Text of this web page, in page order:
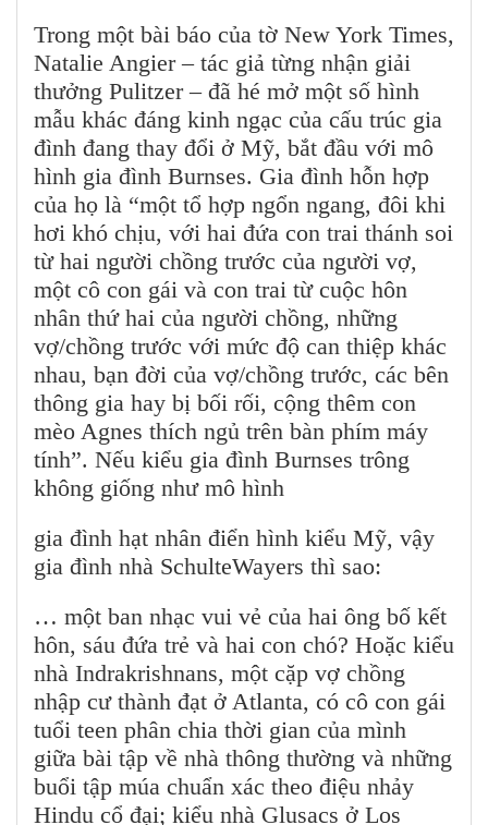
Trong một bài báo của tờ New York Times,
Natalie Angier – tác giả từng nhận giải
thưởng Pulitzer – đã hé mở một số hình
mẫu khác đáng kinh ngạc của cấu trúc gia
đình đang thay đổi ở Mỹ, bắt đầu với mô
hình gia đình Burnses. Gia đình hỗn hợp
của họ là “một tổ hợp ngổn ngang, đôi khi
hơi khó chịu, với hai đứa con trai thánh soi
từ hai người chồng trước của người vợ,
một cô con gái và con trai từ cuộc hôn
nhân thứ hai của người chồng, những
vợ/chồng trước với mức độ can thiệp khác
nhau, bạn đời của vợ/chồng trước, các bên
thông gia hay bị bối rối, cộng thêm con
mèo Agnes thích ngủ trên bàn phím máy
tính”. Nếu kiểu gia đình Burnses trông
không giống như mô hình
gia đình hạt nhân điển hình kiểu Mỹ, vậy
gia đình nhà SchulteWayers thì sao:
… một ban nhạc vui vẻ của hai ông bố kết
hôn, sáu đứa trẻ và hai con chó? Hoặc kiểu
nhà Indrakrishnans, một cặp vợ chồng
nhập cư thành đạt ở Atlanta, có cô con gái
tuổi teen phân chia thời gian của mình
giữa bài tập về nhà thông thường và những
buổi tập múa chuẩn xác theo điệu nhảy
Hindu cổ đại; kiểu nhà Glusacs ở Los